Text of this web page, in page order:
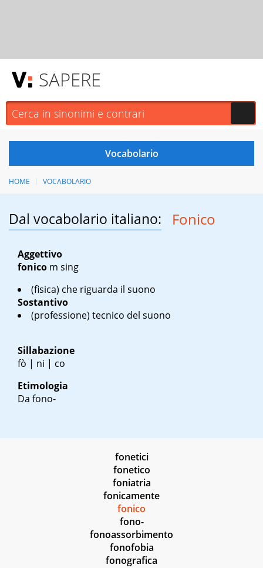
SAPERE
HOME VOCABOLARIO
Dal vocabolario italiano: Fonico
Aggettivo
fonico m sing
(fisica) che riguarda il suono
Sostantivo
(professione) tecnico del suono
Sillabazione
fò | ni | co
Etimologia
Da fono-
fonetici
fonetico
foniatria
fonicamente
fonico
fono-
fonoassorbimento
fonofobia
fonografica